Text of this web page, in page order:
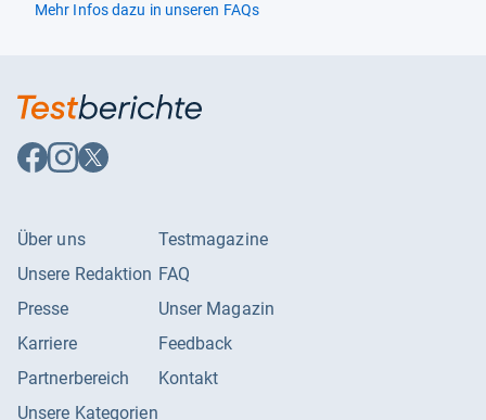
Recommended Browse Nodes
Safety Warning
Subject Character Gärtner
Target Audience
Target Audience Keyword
Mehr Infos dazu in unseren FAQs
Auf
Facebook
Auf
Instagram
Auf
X
Über uns
Unsere Redaktion
Presse
Karriere
Partnerbereich
Unsere Kategorien
Testmagazine
FAQ
Unser Magazin
Feedback
Kontakt